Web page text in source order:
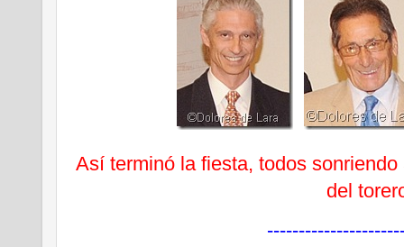
Así terminó la fiesta, todos
del